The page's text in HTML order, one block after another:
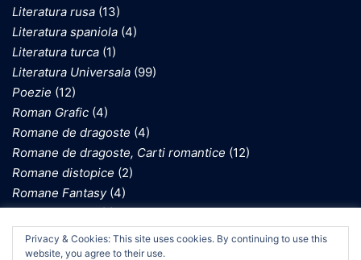
Literatura rusa (13)
Literatura spaniola (4)
Literatura turca (1)
Literatura Universala (99)
Poezie (12)
Roman Grafic (4)
Romane de dragoste (4)
Romane de dragoste, Carti romantice (12)
Romane distopice (2)
Romane Fantasy (4)
Romane gotice (1)
Romane inspirate de Holocaust
(10)
Romane istorice (1)
We use cookies on our website to give you the most
relevant experience by remembering your preferences
Privacy & Cookies: This site uses cookies. By continuing to use this
website, you agree to their use.